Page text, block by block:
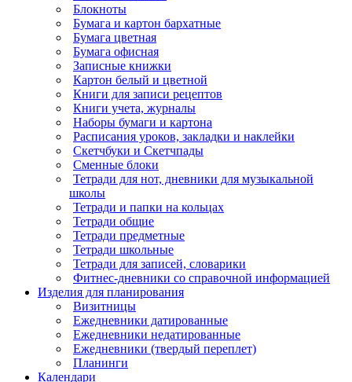
Блокноты
Бумага и картон бархатные
Бумага цветная
Бумага офисная
Записные книжки
Картон белый и цветной
Книги для записи рецептов
Книги учета, журналы
Наборы бумаги и картона
Расписания уроков, закладки и наклейки
Скетчбуки и Скетчпады
Сменные блоки
Тетради для нот, дневники для музыкальной
школы
Тетради и папки на кольцах
Тетради общие
Тетради предметные
Тетради школьные
Тетради для записей, словарики
Фитнес-дневники со справочной информацией
Изделия для планирования
Визитницы
Ежедневники датированные
Ежедневники недатированные
Ежедневники (твердый переплет)
Планинги
Календари